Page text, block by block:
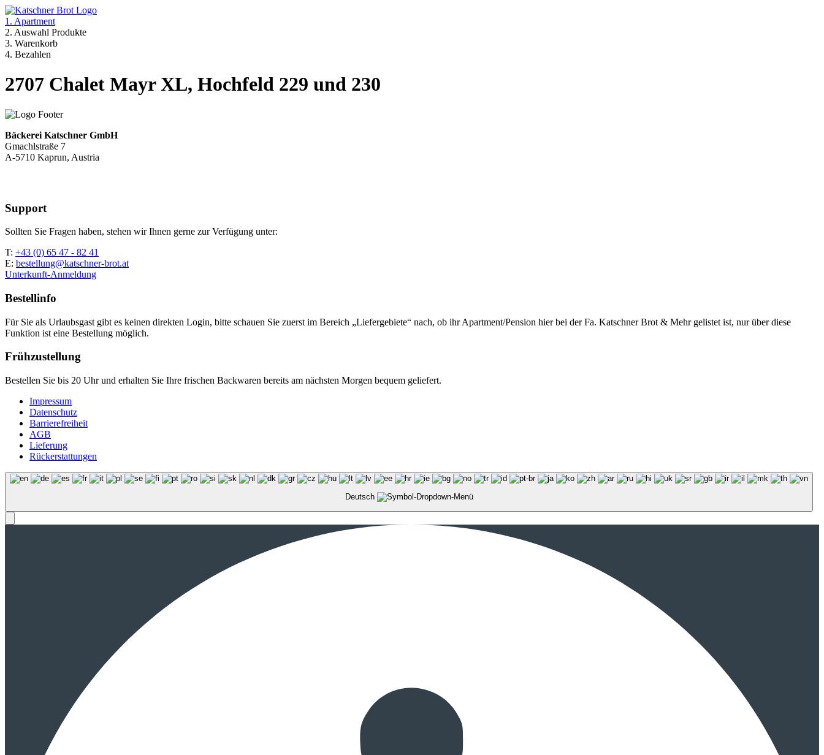
1. Apartment
2. Auswahl Produkte
3. Warenkorb
4. Bezahlen
2707 Chalet Mayr XL, Hochfeld 229 und 230
Bäckerei Katschner GmbH
Gmachlstraße 7
A-5710 Kaprun, Austria
Support
Sollten Sie Fragen haben, stehen wir Ihnen gerne zur Verfügung unter:
T: +43 (0) 65 47 - 82 41
E: bestellung@katschner-brot.at
Unterkunft-Anmeldung
Bestellinfo
Für Sie als Urlaubsgast gibt es keinen direkten Login, bitte schauen Sie zuerst im Bereich „Liefergebiete“ nach, ob ihr Apartment/Pension hier bei der Fa. Katschner Brot & Mehr gelistet ist, nur über diese
Funktion ist eine Bestellung möglich.
Frühzustellung
Bestellen Sie bis 20 Uhr und erhalten Sie Ihre frischen Backwaren bereits am nächsten Morgen bequem geliefert.
Impressum
Datenschutz
Barrierefreiheit
AGB
Lieferung
Rückerstattungen
Deutsch